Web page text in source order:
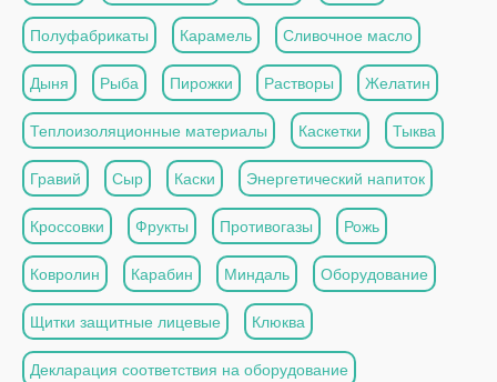
Полуфабрикаты Карамель Сливочное масло
Дыня Рыба Пирожки Растворы Желатин
Теплоизоляционные материалы Каскетки Тыква
Гравий Сыр Каски Энергетический напиток
Кроссовки Фрукты Противогазы Рожь
Ковролин Карабин Миндаль Оборудование
Щитки защитные лицевые Клюква
Декларация соответствия на оборудование